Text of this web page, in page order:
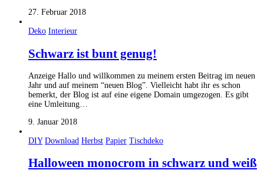
27. Februar 2018
Deko Interieur
Schwarz ist bunt genug!
Anzeige Hallo und willkommen zu meinem ersten Beitrag im neuen
Jahr und auf meinem “neuen Blog”. Vielleicht habt ihr es schon
bemerkt, der Blog ist auf eine eigene Domain umgezogen. Es gibt
eine Umleitung…
9. Januar 2018
DIY Download Herbst Papier Tischdeko
Halloween monocrom in schwarz und weiß